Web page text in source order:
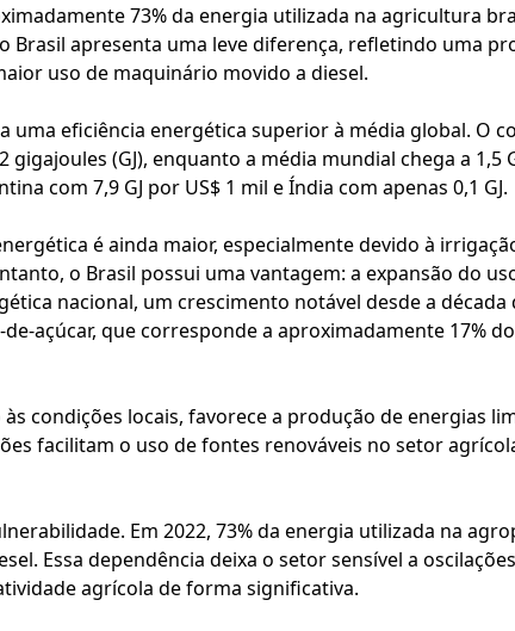
73% da energia utilizada na agricultura
Brasil apresenta uma leve diferença, refletindo uma
uso de maquinário movido a diesel.
uma eficiência energética superior à média global. O
(GJ), enquanto a média mundial chega a 1,5
com 7,9 GJ por US$ 1 mil e Índia com apenas 0,1 GJ.
é ainda maior, especialmente devido à
o Brasil possui uma vantagem: a expansão do
nacional, um crescimento notável desde a década
açúcar, que corresponde a aproximadamente 17%
condições locais, favorece a produção de energias
facilitam o uso de fontes renováveis no setor
Em 2022, 73% da energia utilizada na
Essa dependência deixa o setor sensível a
agrícola de forma significativa.